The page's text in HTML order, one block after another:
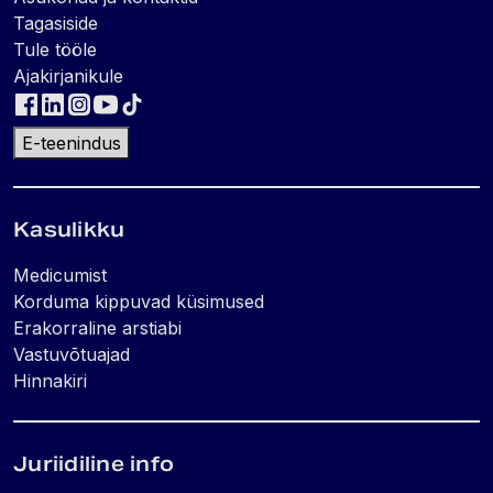
Tagasiside
Tule tööle
Ajakirjanikule
E-teenindus
Kasulikku
Medicumist
Korduma kippuvad küsimused
Erakorraline arstiabi
Vastuvõtuajad
Hinnakiri
Juriidiline info